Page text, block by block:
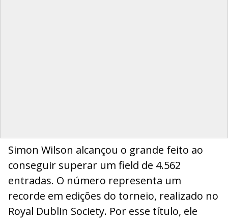
Simon Wilson alcançou o grande feito ao
conseguir superar um field de 4.562
entradas. O número representa um
recorde em edições do torneio, realizado no
Royal Dublin Society. Por esse título, ele